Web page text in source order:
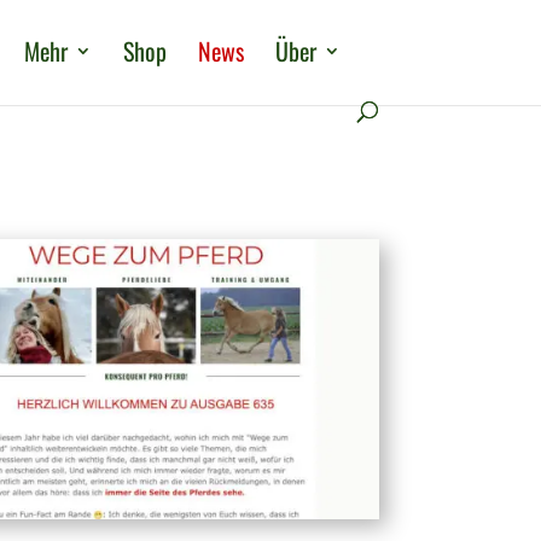
Mehr Shop News Über